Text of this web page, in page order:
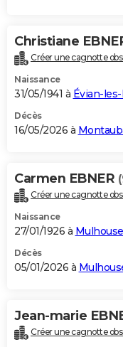
Carte de Noël
Carte Bonne année
Carte Saint-Valentin
Carte Pâques
Carte d'anniversaire
DICTIONNAIRE
Dictionnaire
Biographies
Citations
Expressions
Proverbes
PROGRAMME TV
S'inscrire
Se connecter
Lycées
Collèges
Primaires
Universités
Entreprises
Service militaire
Avis de recherche
AVIS DE DÉCÈS
Bricolage
Lifestyle
Culture
Sport
Auto
Television
Voyage
Cinema
Christiane
Créer une cagnotte
Naissance
31/05/1941 à Évian-
Décès
16/05/2026 à
Carmen EBNER
Créer une cagnotte
Naissance
27/01/1926 à Mulhouse
Décès
05/01/2026 à
Jean-marie
Créer une cagnotte